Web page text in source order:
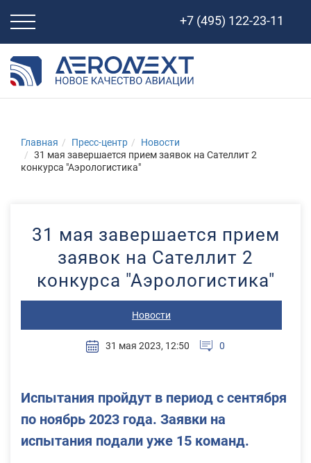
Свернуть
навигацию
+7 (495) 122-23-11
Главная Пресс-центр
Новости
31 мая завершается прием заявок на Сателлит 2
конкурса "Аэрологистика"
31 мая завершается прием
заявок на Сателлит 2
конкурса "Аэрологистика"
Новости
31 мая 2023, 12:50 0
Испытания пройдут в период c сентября
по ноябрь 2023 года. Заявки на
испытания подали уже 15 команд.